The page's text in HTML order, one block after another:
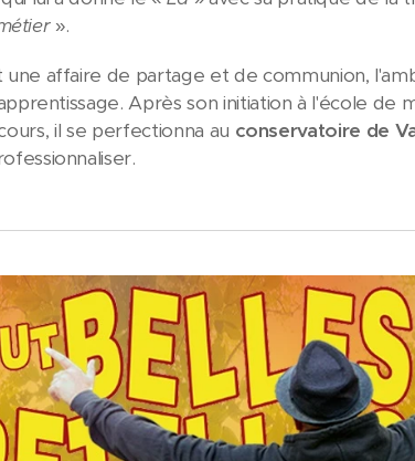
».
affaire de partage et de communion,
Après son initiation à l'école de
il se perfectionna au conservatoire de